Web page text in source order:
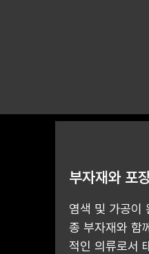
부자재와 포
염색 및 가공이
종 부자재와 함
적인 의류로서